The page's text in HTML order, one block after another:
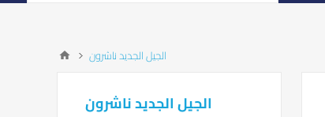
الجيل الجديد ناشرون
الجيل الجديد ناشرون